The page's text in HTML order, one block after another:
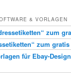
& VORLAGEN
zum